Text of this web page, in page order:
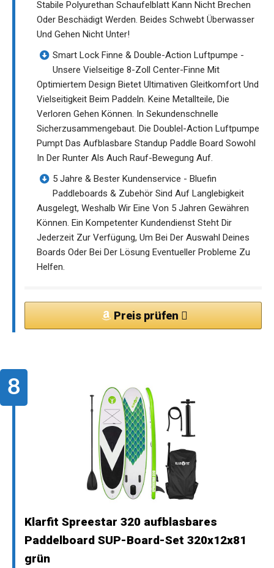
Stabile Polyurethan Schaufelblatt Kann Nicht Brechen
Oder Beschädigt Werden. Beides Schwebt Überwasser
Und Gehen Nicht Unter!
Smart Lock Finne & Double-Action Luftpumpe -
Unsere Vielseitige 8-Zoll Center-Finne Mit
Optimiertem Design Bietet Ultimativen Gleitkomfort Und
Vielseitigkeit Beim Paddeln. Keine Metallteile, Die
Verloren Gehen Können. In Sekundenschnelle
Sicherzusammengebaut. Die Doublel-Action Luftpumpe
Pumpt Das Aufblasbare Standup Paddle Board Sowohl
In Der Runter Als Auch Rauf-Bewegung Auf.
5 Jahre & Bester Kundenservice - Bluefin
Paddleboards & Zubehör Sind Auf Langlebigkeit
Ausgelegt, Weshalb Wir Eine Von 5 Jahren Gewähren
Können. Ein Kompetenter Kundendienst Steht Dir
Jederzeit Zur Verfügung, Um Bei Der Auswahl Deines
Boards Oder Bei Der Lösung Eventueller Probleme Zu
Helfen.
Preis prüfen
Klarfit Spreestar 320 aufblasbares
Paddelboard SUP-Board-Set 320x12x81
grün